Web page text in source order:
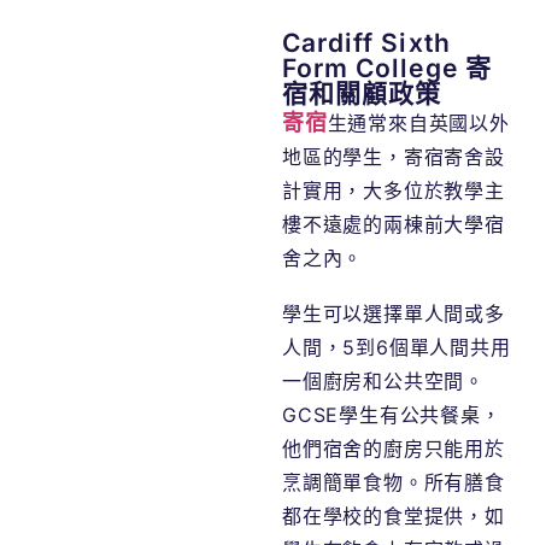
Cardiff Sixth
Form College 寄
宿和關顧政策
寄宿生通常來自英國以外
地區的學生，寄宿寄舍設
計實用，大多位於教學主
樓不遠處的兩棟前大學宿
舍之內。
學生可以選擇單人間或多
人間，5到6個單人間共用
一個廚房和公共空間。
GCSE學生有公共餐桌，
他們宿舍的廚房只能用於
烹調簡單食物。所有膳食
都在學校的食堂提供，如